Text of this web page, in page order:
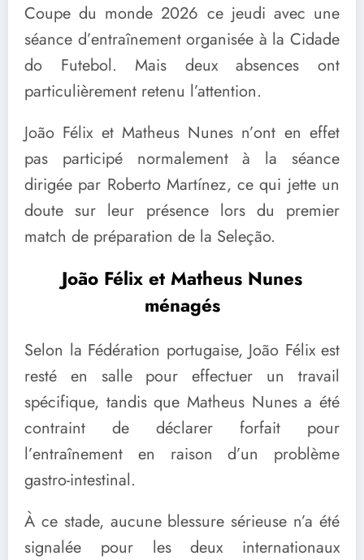
Coupe du monde 2026 ce jeudi avec une
séance d’entraînement organisée à la Cidade
do Futebol. Mais deux absences ont
particulièrement retenu l’attention.
João Félix et Matheus Nunes n’ont en effet
pas participé normalement à la séance
dirigée par Roberto Martínez, ce qui jette un
doute sur leur présence lors du premier
match de préparation de la Seleção.
João Félix et Matheus Nunes
ménagés
Selon la Fédération portugaise, João Félix est
resté en salle pour effectuer un travail
spécifique, tandis que Matheus Nunes a été
contraint de déclarer forfait pour
l’entraînement en raison d’un problème
gastro-intestinal.
À ce stade, aucune blessure sérieuse n’a été
signalée pour les deux internationaux